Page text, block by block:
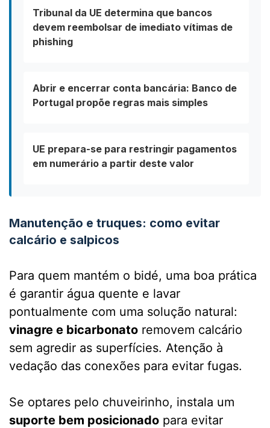
Tribunal da UE determina que bancos
devem reembolsar de imediato vítimas de
phishing
Abrir e encerrar conta bancária: Banco de
Portugal propõe regras mais simples
UE prepara-se para restringir pagamentos
em numerário a partir deste valor
Manutenção e truques: como evitar
calcário e salpicos
Para quem mantém o bidé, uma boa prática
é garantir água quente e lavar
pontualmente com uma solução natural:
vinagre e bicarbonato removem calcário
sem agredir as superfícies. Atenção à
vedação das conexões para evitar fugas.
Se optares pelo chuveirinho, instala um
suporte bem posicionado para evitar